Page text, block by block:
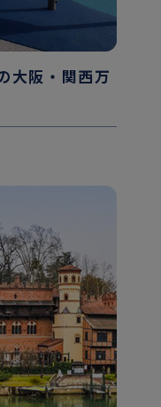
大阪・関西万